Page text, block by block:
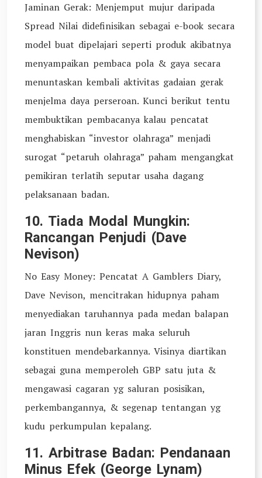
Jaminan Gerak: Menjemput mujur daripada
Spread Nilai didefinisikan sebagai e-book secara
model buat dipelajari seperti produk akibatnya
menyampaikan pembaca pola & gaya secara
menuntaskan kembali aktivitas gadaian gerak
menjelma daya perseroan. Kunci berikut tentu
membuktikan pembacanya kalau pencatat
menghabiskan “investor olahraga” menjadi
surogat “petaruh olahraga” paham mengangkat
pemikiran terlatih seputar usaha dagang
pelaksanaan badan.
10. Tiada Modal Mungkin:
Rancangan Penjudi (Dave
Nevison)
No Easy Money: Pencatat A Gamblers Diary,
Dave Nevison, mencitrakan hidupnya paham
menyediakan taruhannya pada medan balapan
jaran Inggris nun keras maka seluruh
konstituen mendebarkannya. Visinya diartikan
sebagai guna memperoleh GBP satu juta &
mengawasi cagaran yg saluran posisikan,
perkembangannya, & segenap tentangan yg
kudu perkumpulan kepalang.
11. Arbitrase Badan: Pendanaan
Minus Efek (George Lynam)